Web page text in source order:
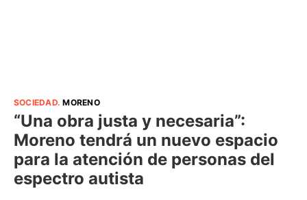
SOCIEDAD.MORENO
“Una obra justa y necesaria”:
Moreno tendrá un nuevo espacio
para la atención de personas del
espectro autista